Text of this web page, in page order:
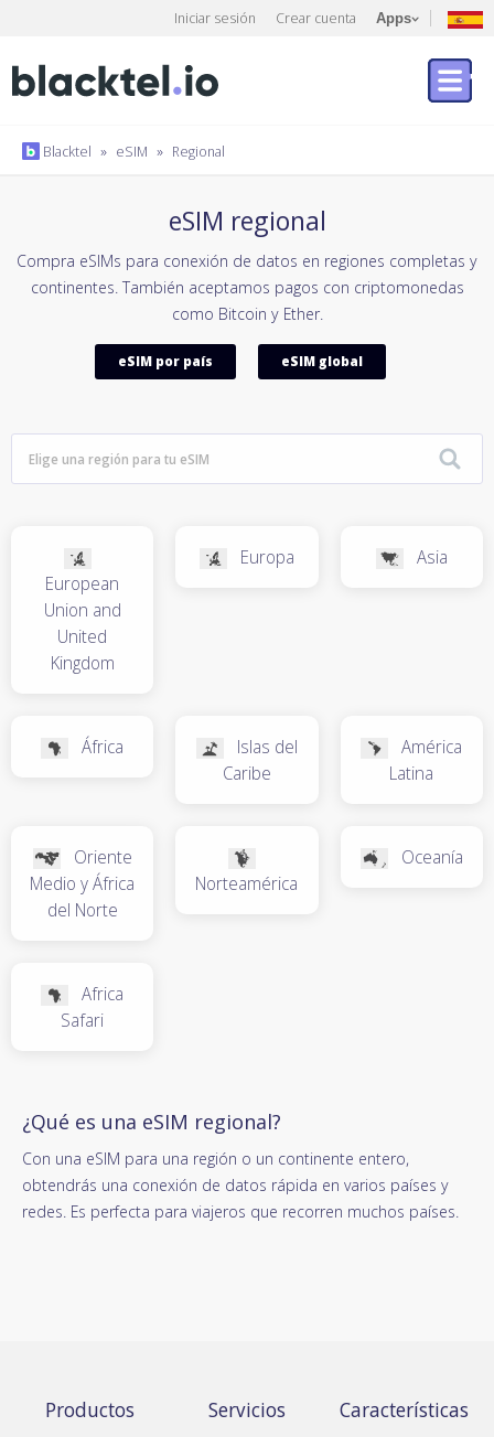
Iniciar sesión Crear cuenta Apps
Blacktel » eSIM » Regional
eSIM regional
Compra eSIMs para conexión de datos en regiones completas y
continentes. También aceptamos pagos con criptomonedas
como Bitcoin y Ether.
eSIM por país eSIM global
European
Union and
United
Kingdom
Europa Asia
África
Islas del
Caribe
América
Latina
Oriente
Medio y África
del Norte
Norteamérica
Oceanía
Africa
Safari
¿Qué es una eSIM regional?
Con una eSIM para una región o un continente entero,
obtendrás una conexión de datos rápida en varios países y
redes. Es perfecta para viajeros que recorren muchos países.
Productos Servicios Características